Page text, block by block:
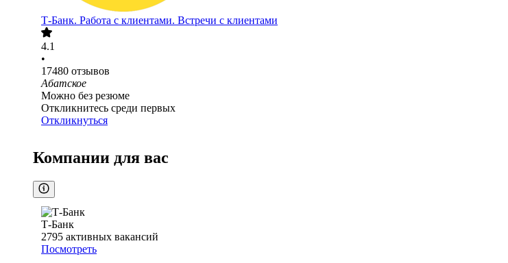
Т-Банк. Работа с клиентами. Встречи с клиентами
4.1
•
17480 отзывов
Абатское
Можно без резюме
Откликнитесь среди первых
Откликнуться
Компании для вас
Т-Банк
2795 активных вакансий
Посмотреть